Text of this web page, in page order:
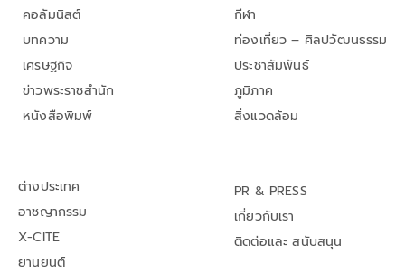
คอลัมนิสต์
บทความ
เศรษฐกิจ
ข่าวพระราชสำนัก
หนังสือพิมพ์
กีฬา
ท่องเที่ยว – ศิลปวัฒนธรรม
ประชาสัมพันธ์
ภูมิภาค
สิ่งแวดล้อม
ต่างประเทศ
อาชญากรรม
X-CITE
ยานยนต์
PR & PRESS
เกี่ยวกับเรา
ติดต่อและ สนับสนุน